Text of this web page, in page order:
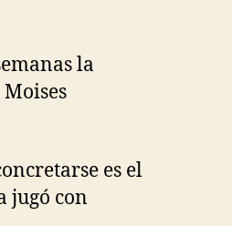
la
es el
jugó con